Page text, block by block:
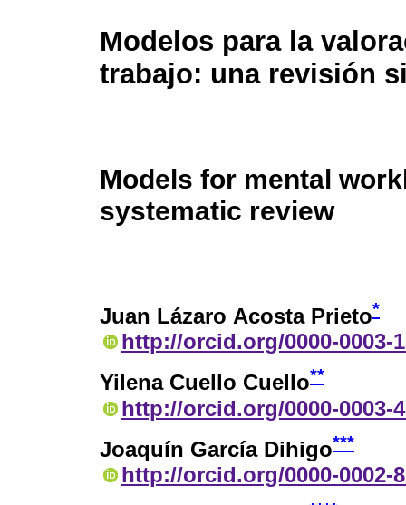
Modelos para la
trabajo: una revisión
Models for mental
systematic review
Juan Lázaro Acosta Prieto*
http://orcid.org/0000-0003-
Yilena Cuello Cuello**
http://orcid.org/0000-0003-
Joaquín García Dihigo***
http://orcid.org/0000-0002-